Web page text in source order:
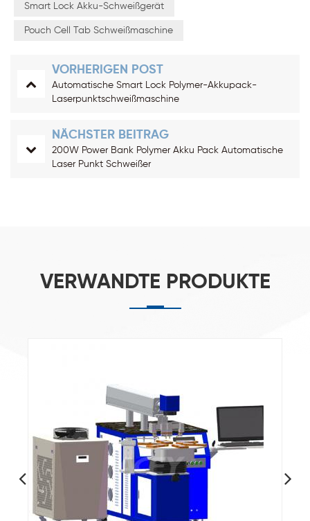
Smart Lock Akku-Schweißgerät
Pouch Cell Tab Schweißmaschine
VORHERIGEN POST
Automatische Smart Lock Polymer-Akkupack-
Laserpunktschweißmaschine
NÄCHSTER BEITRAG
200W Power Bank Polymer Akku Pack Automatische
Laser Punkt Schweißer
VERWANDTE PRODUKTE